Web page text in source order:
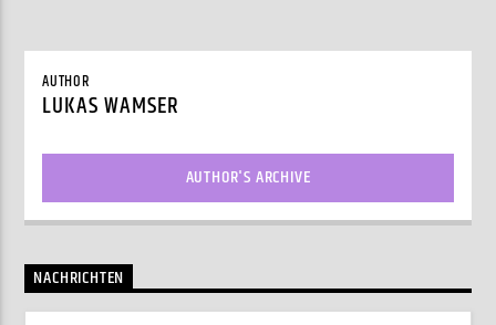
AUTHOR
LUKAS WAMSER
AUTHOR'S ARCHIVE
NACHRICHTEN